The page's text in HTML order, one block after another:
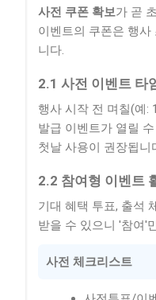
사전 쿠폰 확보가 곧
이벤트의 쿠폰은 행
니다.
2.1 사전 이벤트 타
행사 시작 전 며칠(예:
발급 이벤트가 열릴
첫날 사용이 권장됩니
2.2 참여형 이벤트
기대 혜택 투표, 출석
받을 수 있으니 '참여'
사전 체크리스트